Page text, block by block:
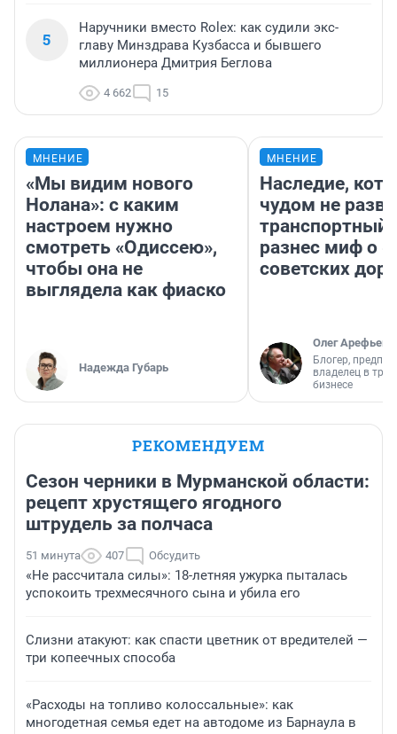
5
Наручники вместо Rolex: как судили экс-
главу Минздрава Кузбасса и бывшего
миллионера Дмитрия Беглова
4 662 15
МНЕНИЕ
«Мы видим нового
Нолана»: с каким
настроем нужно
смотреть «Одиссею»,
чтобы она не
выглядела как фиаско
Надежда Губарь
МНЕНИЕ
Наследие,
чудом не
транспортный
разнес миф о
советских
Олег Арефьев
Блогер,
владелец в
бизнесе
РЕКОМЕНДУЕМ
Сезон черники в Мурманской области:
рецепт хрустящего ягодного
штрудель за полчаса
51 минута 407 Обсудить
«Не рассчитала силы»: 18-летняя ужурка пыталась
успокоить трехмесячного сына и убила его
Слизни атакуют: как спасти цветник от вредителей —
три копеечных способа
«Расходы на топливо колоссальные»: как
многодетная семья едет на автодоме из Барнаула в